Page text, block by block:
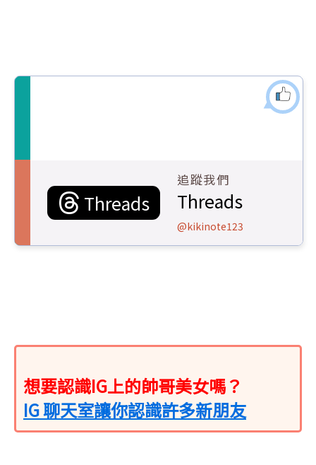
Threads
追蹤我們
Threads
@kikinote123
想要認識IG上的帥哥美女嗎？
IG 聊天室讓你認識許多新朋友